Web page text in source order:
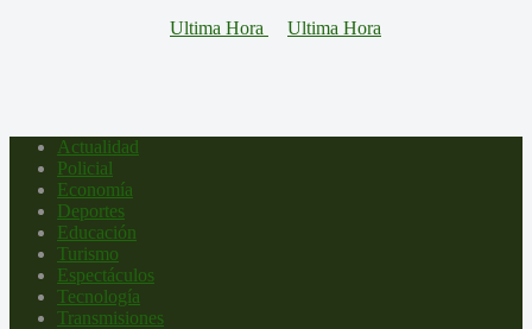
Actualidad
Policial
Economía
Deportes
Educación
Turismo
Espectáculos
Tecnología
Transmisiones